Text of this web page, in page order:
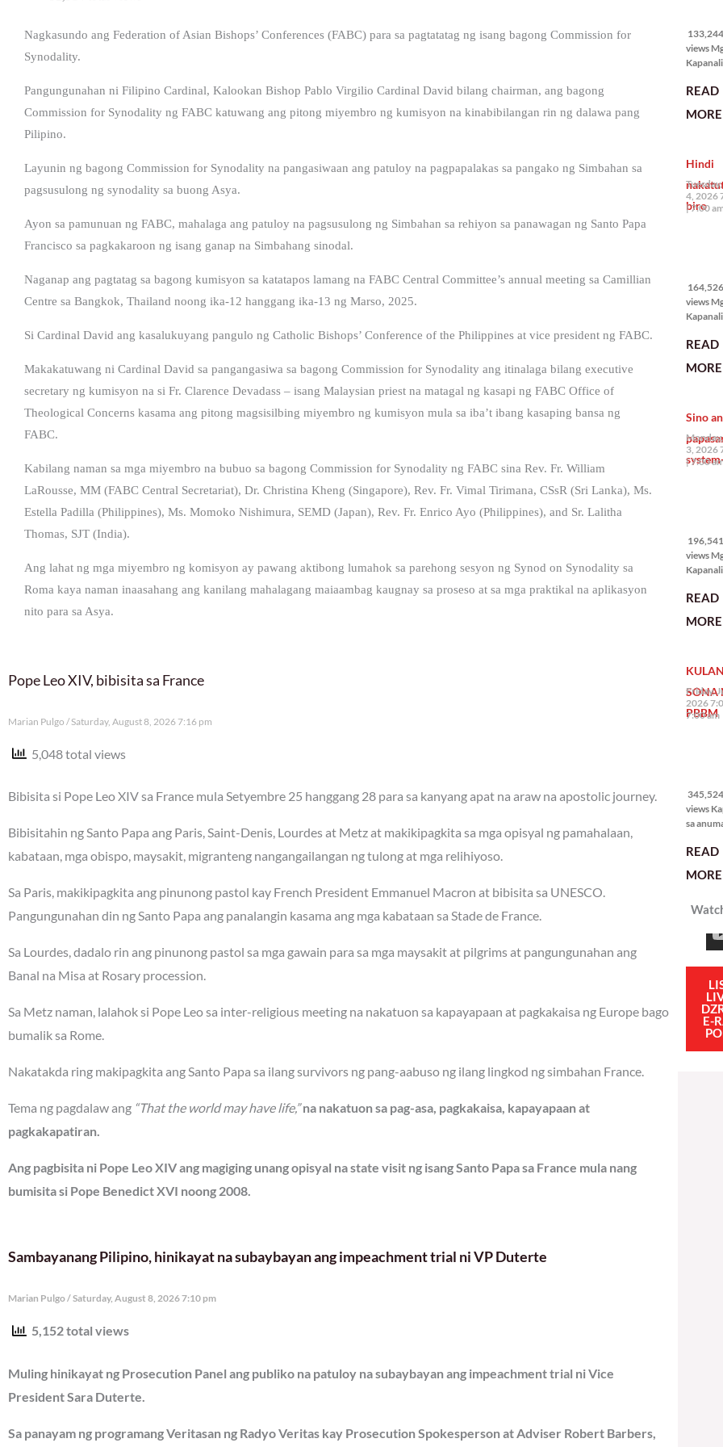
Nagkasundo ang Federation of Asian Bishops’ Conferences (FABC) para sa pagtatatag ng isang bagong Commission for
Synodality.
Pangungunahan ni Filipino Cardinal, Kalookan Bishop Pablo Virgilio Cardinal David bilang chairman, ang bagong
Commission for Synodality ng FABC katuwang ang pitong miyembro ng kumisyon na kinabibilangan rin ng dalawa pang
Pilipino.
Layunin ng bagong Commission for Synodality na pangasiwaan ang patuloy na pagpapalakas sa pangako ng Simbahan sa
pagsusulong ng synodality sa buong Asya.
Ayon sa pamunuan ng FABC, mahalaga ang patuloy na pagsusulong ng Simbahan sa rehiyon sa panawagan ng Santo Papa
Francisco sa pagkakaroon ng isang ganap na Simbahang sinodal.
Naganap ang pagtatag sa bagong kumisyon sa katatapos lamang na FABC Central Committee’s annual meeting sa Camillian
Centre sa Bangkok, Thailand noong ika-12 hanggang ika-13 ng Marso, 2025.
Si Cardinal David ang kasalukuyang pangulo ng Catholic Bishops’ Conference of the Philippines at vice president ng FABC.
Makakatuwang ni Cardinal David sa pangangasiwa sa bagong Commission for Synodality ang itinalaga bilang executive
secretary ng kumisyon na si Fr. Clarence Devadass – isang Malaysian priest na matagal ng kasapi ng FABC Office of
Theological Concerns kasama ang pitong magsisilbing miyembro ng kumisyon mula sa iba’t ibang kasaping bansa ng
FABC.
Kabilang naman sa mga miyembro na bubuo sa bagong Commission for Synodality ng FABC sina Rev. Fr. William
LaRousse, MM (FABC Central Secretariat), Dr. Christina Kheng (Singapore), Rev. Fr. Vimal Tirimana, CSsR (Sri Lanka), Ms.
Estella Padilla (Philippines), Ms. Momoko Nishimura, SEMD (Japan), Rev. Fr. Enrico Ayo (Philippines), and Sr. Lalitha
Thomas, SJT (India).
Ang lahat ng mga miyembro ng komisyon ay pawang aktibong lumahok sa parehong sesyon ng Synod on Synodality sa
Roma kaya naman inaasahang ang kanilang mahalagang maiaambag kaugnay sa proseso at sa mga praktikal na aplikasyon
nito para sa Asya.
Pope Leo XIV, bibisita sa France
Marian Pulgo Saturday, August 8, 2026 7:16 pm
5,048 total views
Bibisita si Pope Leo XIV sa France mula Setyembre 25 hanggang 28 para sa kanyang apat na araw na apostolic journey.
Bibisitahin ng Santo Papa ang Paris, Saint-Denis, Lourdes at Metz at makikipagkita sa mga opisyal ng pamahalaan,
kabataan, mga obispo, maysakit, migranteng nangangailangan ng tulong at mga relihiyoso.
Sa Paris, makikipagkita ang pinunong pastol kay French President Emmanuel Macron at bibisita sa UNESCO.
Pangungunahan din ng Santo Papa ang panalangin kasama ang mga kabataan sa Stade de France.
Sa Lourdes, dadalo rin ang pinunong pastol sa mga gawain para sa mga maysakit at pilgrims at pangungunahan ang
Banal na Misa at Rosary procession.
Sa Metz naman, lalahok si Pope Leo sa inter-religious meeting na nakatuon sa kapayapaan at pagkakaisa ng Europe bago
bumalik sa Rome.
Nakatakda ring makipagkita ang Santo Papa sa ilang survivors ng pang-aabuso ng ilang lingkod ng simbahan France.
Tema ng pagdalaw ang “That the world may have life,”na nakatuon sa pag-asa, pagkakaisa, kapayapaan at
pagkakapatiran.
Ang pagbisita ni Pope Leo XIV ang magiging unang opisyal na state visit ng isang Santo Papa sa France mula nang
bumisita si Pope Benedict XVI noong 2008.
Sambayanang Pilipino, hinikayat na subaybayan ang impeachment trial ni VP Duterte
Marian Pulgo Saturday, August 8, 2026 7:10 pm
5,152 total views
Muling hinikayat ng Prosecution Panel ang publiko na patuloy na subaybayan ang impeachment trial ni Vice
President Sara Duterte.
Sa panayam ng programang Veritasan ng Radyo Veritas kay Prosecution Spokesperson at Adviser Robert Barbers,
views
bawat
disente,
itong
ligtas,
READ
MORE
Hindi
biro
4, 2026
7:00
views
Japanese
the
bahay
READ
MORE
Sino
3, 2026
7:00
views
State of
Marcos
READ
MORE
SONA
PBBM
Friday,
2026
7:00 am
views
sa
planong
usapin
sadyang
itong
kulang.
ibig
READ
MORE
E-